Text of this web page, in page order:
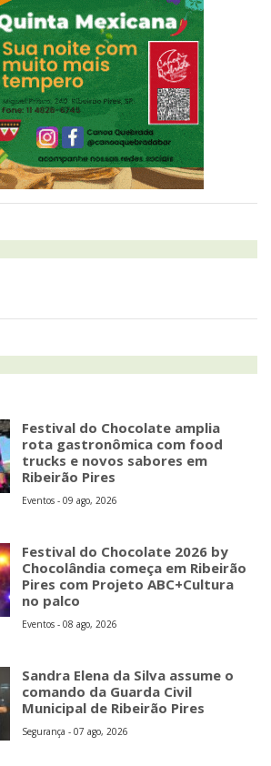
Festival do Chocolate amplia
rota gastronômica com food
trucks e novos sabores em
Ribeirão Pires
Eventos - 09 ago, 2026
Festival do Chocolate 2026 by
Chocolândia começa em Ribeirão
Pires com Projeto ABC+Cultura
no palco
Eventos - 08 ago, 2026
Sandra Elena da Silva assume o
comando da Guarda Civil
Municipal de Ribeirão Pires
Segurança - 07 ago, 2026